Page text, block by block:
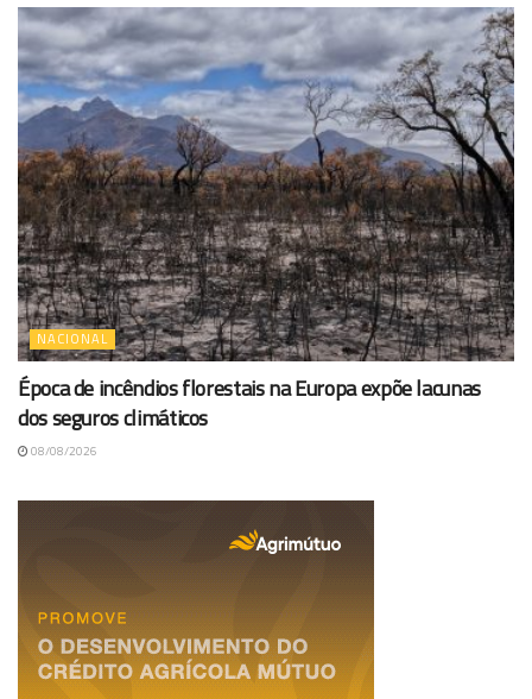
NACIONAL
Época de incêndios florestais na Europa expõe lacunas
dos seguros climáticos
08/08/2026